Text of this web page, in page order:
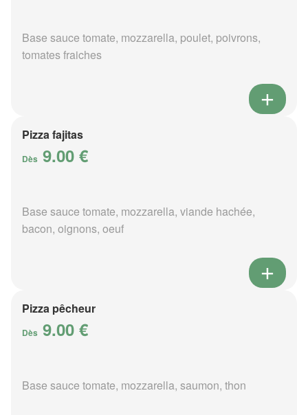
Base sauce tomate, mozzarella, poulet, poivrons,
tomates fraiches
Pizza fajitas
Dès 9.00 €
Base sauce tomate, mozzarella, viande hachée,
bacon, oignons, oeuf
Pizza pêcheur
Dès 9.00 €
Base sauce tomate, mozzarella, saumon, thon